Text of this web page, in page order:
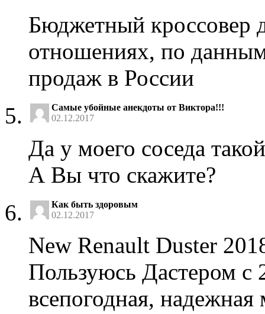
Бюджетный кроссовер
отношениях, по
продаж в России
Самые убойные анекдоты от Виктора!!!
02.12.2017
Да у моего соседа
А Вы что скажите?
Как быть здоровым
02.12.2017
New Renault Duster
Пользуюсь Дастером с
всепогодная,